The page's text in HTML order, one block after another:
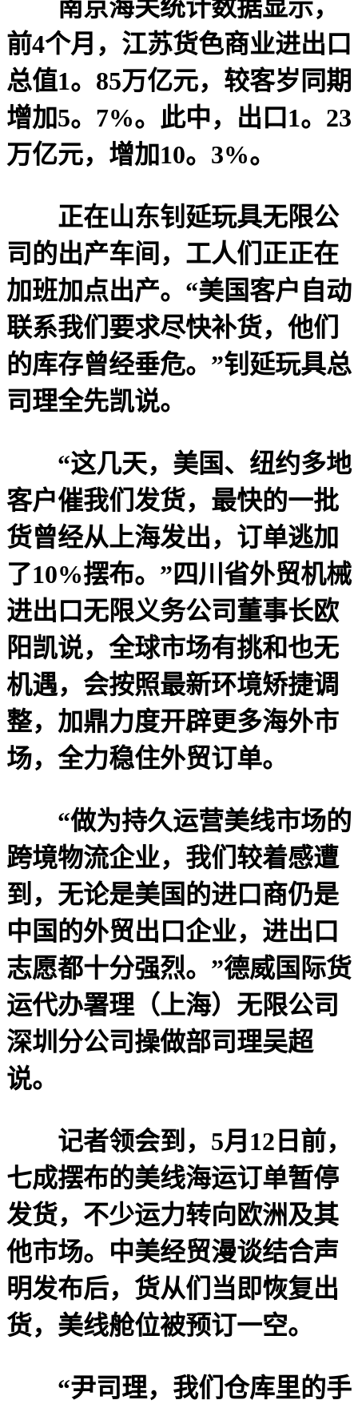
南京海关统计数据显示，
前4个月，江苏货色商业进出口
总值1。85万亿元，较客岁同期
增加5。7%。此中，出口1。23
万亿元，增加10。3%。
正在山东钊延玩具无限公
司的出产车间，工人们正正在
加班加点出产。“美国客户自动
联系我们要求尽快补货，他们
的库存曾经垂危。”钊延玩具总
司理全先凯说。
“这几天，美国、纽约多地
客户催我们发货，最快的一批
货曾经从上海发出，订单逃加
了10%摆布。”四川省外贸机械
进出口无限义务公司董事长欧
阳凯说，全球市场有挑和也无
机遇，会按照最新环境矫捷调
整，加鼎力度开辟更多海外市
场，全力稳住外贸订单。
“做为持久运营美线市场的
跨境物流企业，我们较着感遭
到，无论是美国的进口商仍是
中国的外贸出口企业，进出口
志愿都十分强烈。”德威国际货
运代办署理（上海）无限公司
深圳分公司操做部司理吴超
说。
记者领会到，5月12日前，
七成摆布的美线海运订单暂停
发货，不少运力转向欧洲及其
他市场。中美经贸漫谈结合声
明发布后，货从们当即恢复出
货，美线舱位被预订一空。
“尹司理，我们仓库里的手